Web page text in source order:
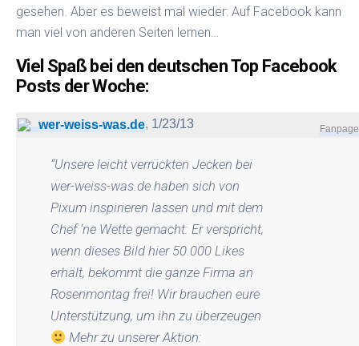
gesehen. Aber es beweist mal wieder: Auf Facebook kann
man viel von anderen Seiten lernen…
Viel Spaß bei den deutschen Top Facebook
Posts der Woche:
wer-weiss-was.de, 1/23/13
“Unsere leicht verrückten Jecken bei
wer-weiss-was.de haben sich von
Pixum inspirieren lassen und mit dem
Chef ‘ne Wette gemacht: Er verspricht,
wenn dieses Bild hier 50.000 Likes
erhält, bekommt die ganze Firma an
Rosenmontag frei! Wir brauchen eure
Unterstützung, um ihn zu überzeugen
Mehr zu unserer Aktion: